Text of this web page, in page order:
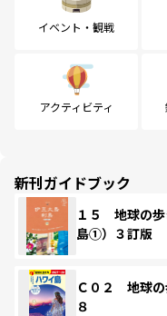
イベント・観戦
アクティビティ
新刊ガイドブック
１５ 地球の
島①）３訂版
Ｃ０２ 地球
８